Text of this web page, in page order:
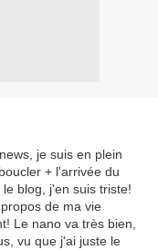
je suis en plein
+ l'arrivée du
blog, j'en suis triste!
de ma vie
Le nano va très bien,
vu que j'ai juste le